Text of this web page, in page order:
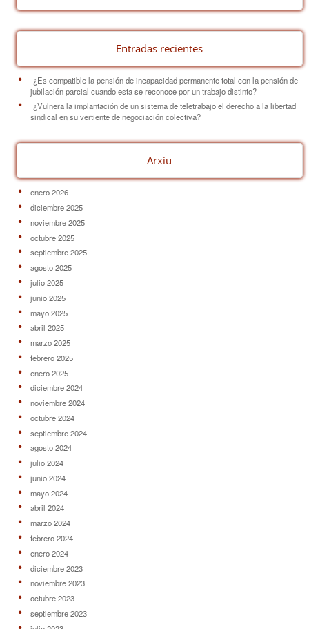
k
Entradas recientes
¿Es compatible la pensión de incapacidad permanente total con la pensión de
jubilación parcial cuando esta se reconoce por un trabajo distinto?
¿Vulnera la implantación de un sistema de teletrabajo el derecho a la libertad
sindical en su vertiente de negociación colectiva?
Arxiu
enero 2026
diciembre 2025
noviembre 2025
octubre 2025
septiembre 2025
agosto 2025
julio 2025
junio 2025
mayo 2025
abril 2025
marzo 2025
febrero 2025
enero 2025
diciembre 2024
noviembre 2024
octubre 2024
septiembre 2024
agosto 2024
julio 2024
junio 2024
mayo 2024
abril 2024
marzo 2024
febrero 2024
enero 2024
diciembre 2023
noviembre 2023
octubre 2023
septiembre 2023